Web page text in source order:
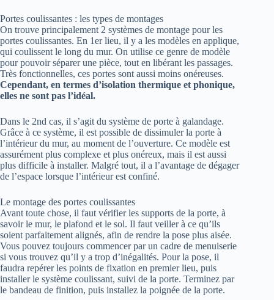
Portes coulissantes : les types de montages
On trouve principalement 2 systèmes de montage pour les
portes coulissantes. En 1er lieu, il y a les modèles en applique,
qui coulissent le long du mur. On utilise ce genre de modèle
pour pouvoir séparer une pièce, tout en libérant les passages.
Très fonctionnelles, ces portes sont aussi moins onéreuses.
Cependant, en termes d’isolation thermique et phonique,
elles ne sont pas l’idéal.
Dans le 2nd cas, il s’agit du système de porte à galandage.
Grâce à ce système, il est possible de dissimuler la porte à
l’intérieur du mur, au moment de l’ouverture. Ce modèle est
assurément plus complexe et plus onéreux, mais il est aussi
plus difficile à installer. Malgré tout, il a l’avantage de dégager
de l’espace lorsque l’intérieur est confiné.
Le montage des portes coulissantes
Avant toute chose, il faut vérifier les supports de la porte, à
savoir le mur, le plafond et le sol. Il faut veiller à ce qu’ils
soient parfaitement alignés, afin de rendre la pose plus aisée.
Vous pouvez toujours commencer par un cadre de menuiserie
si vous trouvez qu’il y a trop d’inégalités. Pour la pose, il
faudra repérer les points de fixation en premier lieu, puis
installer le système coulissant, suivi de la porte. Terminez par
le bandeau de finition, puis installez la poignée de la porte.